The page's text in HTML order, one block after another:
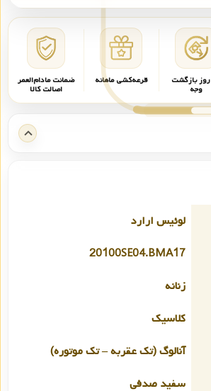
۱۴ روز بازگشت
وجه
قرعه‌کشی ماهانه ضمانت مادام‌العمر
اصالت کالا
لوئیس ارارد
20100SE04.BMA17
زنانه
کلاسیک
آنالوگ (تک عقربه – تک موتوره)
سفید صدفی